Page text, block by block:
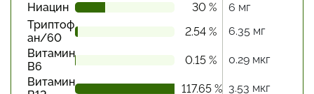
Ниацин
30 %
6 мг
Триптоф
ан/60
2.54 %
6.35 мг
Витамин
В6
0.15 %
0.29 мкг
Витамин
117.65 % 3.53 мкг